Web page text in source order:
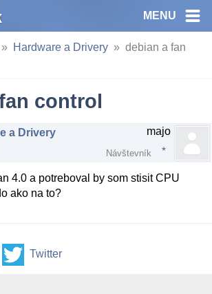
MENU
Hardware a Drivery
debian a fan
control
a Drivery majo
Návštevník
4.0 a potreboval by som stisit CPU
ako na to?
Twitter